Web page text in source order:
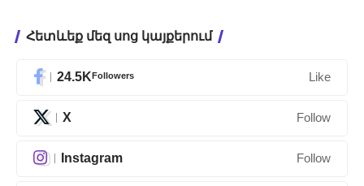
Հետևեք մեզ սոց կայքերում
24.5KFollowers Like
X Follow
Instagram Follow